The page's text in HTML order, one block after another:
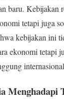
baru. Kebijakan
tetapi juga
kebijakan ini
ekonomi tetapi
Menghadapi